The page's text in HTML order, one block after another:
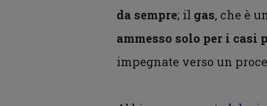
da sempre; il gas, che è
ammesso solo per i casi
impegnate verso un